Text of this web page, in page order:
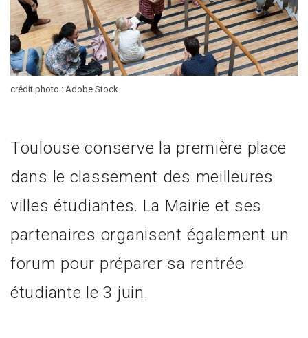
crédit photo : Adobe Stock
Toulouse conserve la première place
dans le classement des meilleures
villes étudiantes. La Mairie et ses
partenaires organisent également un
forum pour préparer sa rentrée
étudiante le 3 juin.